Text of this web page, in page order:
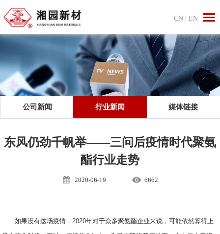
CN EN
公司新闻 行业新闻 媒体链接
东风仍劲千帆举——三问后疫情时代聚氨
酯行业走势
2020-06-19 6662
如果没有这场疫情，2020年对于众多聚氨酯企业来说，可能依然算得上